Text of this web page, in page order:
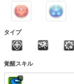
タイプ
覚醒スキル
×